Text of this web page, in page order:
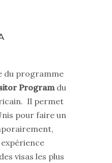
du programme
Programdu
Il permet
pour faire un
visas les plus